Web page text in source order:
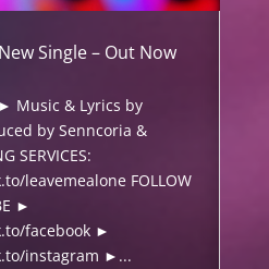
Single – Out Now
Music & Lyrics by
by Senncoria &
SERVICES:
leavemealone FOLLOW
►
facebook ►
instagram ►...